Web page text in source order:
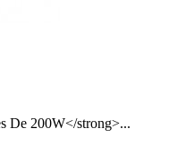
De 200W</strong>...